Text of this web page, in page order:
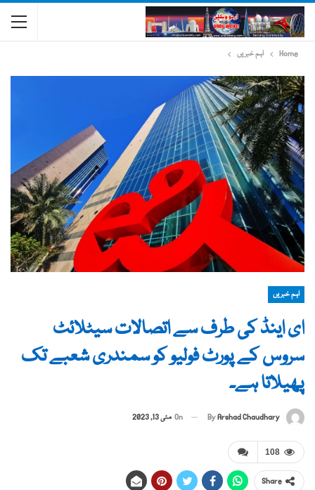
Home اہم خبریں
اہم خبریں
ای اینڈ کی طرف سے اتصالات سیٹلائٹ
سروس کے پورٹ فولیو کو سمندری شعبے تک
پھیلاتا ہے۔
ByArshad Chaudhary
On مئی 13, 2023
108
Share